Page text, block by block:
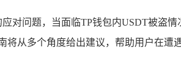
应对问题，当面临TP钱包内USDT被盗
将从多个角度给出建议，帮助用户在遭